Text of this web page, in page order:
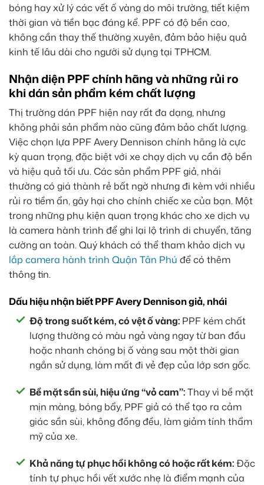
bóng hay xử lý các vết ố vàng do môi trường, tiết kiệm
thời gian và tiền bạc đáng kể. PPF có độ bền cao,
không cần thay thế thường xuyên, đảm bảo hiệu quả
kinh tế lâu dài cho người sử dụng tại TPHCM.
Nhận diện PPF chính hãng và những rủi ro
khi dán sản phẩm kém chất lượng
Thị trường dán PPF hiện nay rất đa dạng, nhưng
không phải sản phẩm nào cũng đảm bảo chất lượng.
Việc chọn lựa PPF Avery Dennison chính hãng là cực
kỳ quan trọng, đặc biệt với xe chạy dịch vụ cần độ bền
và hiệu quả tối ưu. Các sản phẩm PPF giả, nhái
thường có giá thành rẻ bất ngờ nhưng đi kèm với nhiều
rủi ro tiềm ẩn, gây hại cho chính chiếc xe của bạn. Một
trong những phụ kiện quan trọng khác cho xe dịch vụ
là camera hành trình để ghi lại lộ trình di chuyển, tăng
cường an toàn. Quý khách có thể tham khảo dịch vụ
lắp camera hành trình Quận Tân Phú để có thêm
thông tin.
Dấu hiệu nhận biết PPF Avery Dennison giả, nhái
Độ trong suốt kém, có vệt ố vàng: PPF kém chất
lượng thường có màu ngả vàng ngay từ ban đầu
hoặc nhanh chóng bị ố vàng sau một thời gian
ngắn sử dụng, làm mất đi vẻ đẹp của lớp sơn gốc.
Bề mặt sần sùi, hiệu ứng “vỏ cam”:Thay vì bề mặt
mịn màng, bóng bẩy, PPF giả có thể tạo ra cảm
giác sần sùi, không đồng đều, làm giảm tính thẩm
mỹ của xe.
Khả năng tự phục hồi không có hoặc rất kém:Đặc
tính tự phục hồi vết xước nhẹ là điểm mạnh của